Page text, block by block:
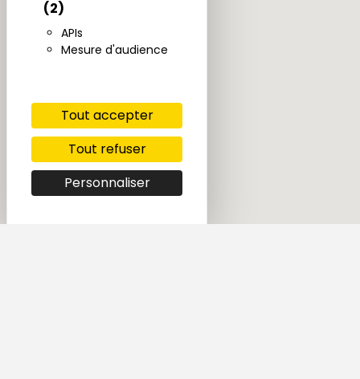
(2)
APIs
Mesure d'audience
Tout accepter
Tout refuser
Personnaliser